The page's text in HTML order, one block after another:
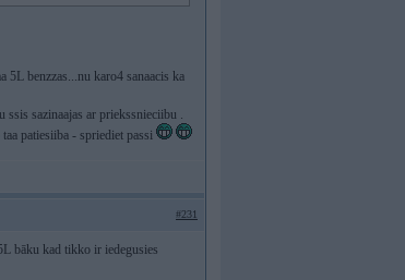
5L benzzas...nu karo4 sanaacis ka
sazinaajas ar priekssnieciibu .
patiesiiba - spriediet passi
#231
bāku kad tikko ir iedegusies